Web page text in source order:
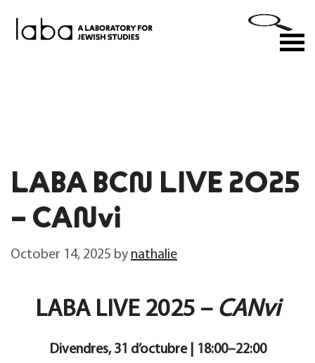
LABA BCN LIVE 2025
– CANvi
October 14, 2025 by nathalie
LABA LIVE 2025 – CANvi
Divendres, 31 d’octubre | 18:00–22:00